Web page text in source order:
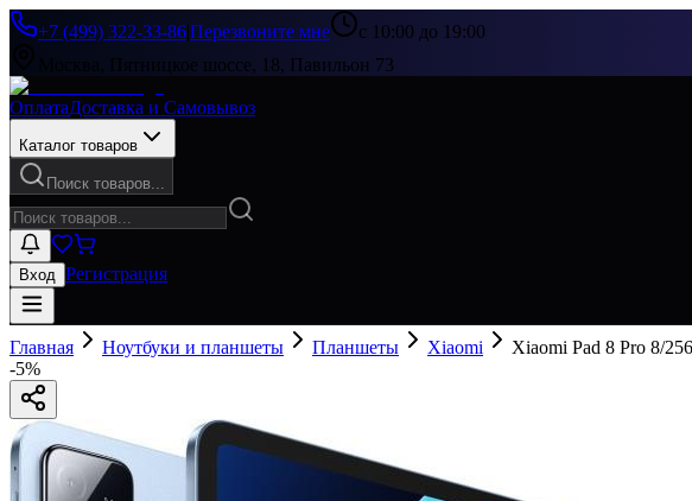
+7 (499) 322-33-86|Перезвоните мне
с 10:00 до 19:00
Москва, Пятницкое шоссе, 18, Павильон 73
ОплатаДоставка и Самовывоз
Каталог товаров
Поиск товаров...
Вход Регистрация
Главная Ноутбуки и планшеты Планшеты Xiaomi
Xiaomi Pad 8 Pro 8/
-5%